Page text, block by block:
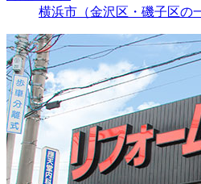
横浜市（金沢区・磯子区の